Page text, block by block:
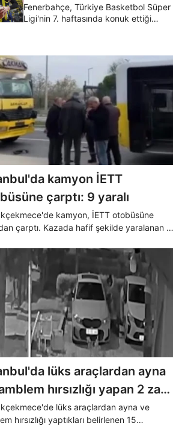
Fenerbahçe, Türkiye Basketbol Süper
Ligi'nin 7. haftasında konuk ettiği
kamyon İETT
çarptı: 9 yaralı
kamyon, İETT otobüsüne
çarptı. Kazada hafif şekilde yaralanan 9
kapatılan yol, çalışmaların ardından
trafiğe açıldı.
lüks araçlardan ayna
hırsızlığı yapan 2 zanlı
lüks araçlardan ayna ve
hırsızlığı yaptıkları belirlenen 15